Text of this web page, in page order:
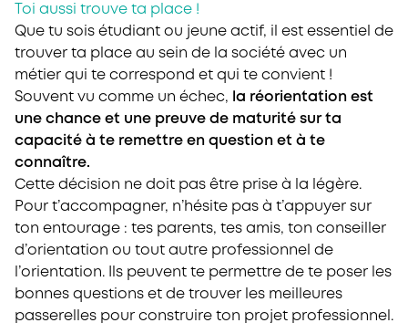
Toi aussi trouve ta place !
Que tu sois étudiant ou jeune actif, il est essentiel de
trouver ta place au sein de la société avec un
métier qui te correspond et qui te convient !
Souvent vu comme un échec, la réorientation est
une chance et une preuve de maturité sur ta
capacité à te remettre en question et à te
connaître.
Cette décision ne doit pas être prise à la légère.
Pour t’accompagner, n’hésite pas à t’appuyer sur
ton entourage : tes parents, tes amis, ton conseiller
d’orientation ou tout autre professionnel de
l’orientation. Ils peuvent te permettre de te poser les
bonnes questions et de trouver les meilleures
passerelles pour construire ton projet professionnel.